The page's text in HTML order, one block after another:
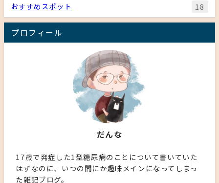
おすすめスポット 18
プロフィール
だんな
17歳で発症した1型糖尿病のことについて書いていた
はずなのに、いつの間にか趣味メインになってしまっ
た雑記ブログ。